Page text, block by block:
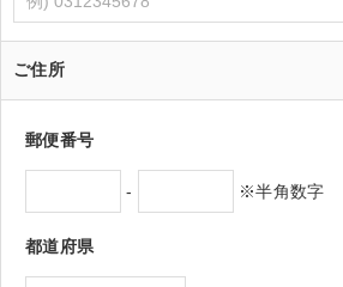
ご住所
郵便番号
- ※半角数字
都道府県